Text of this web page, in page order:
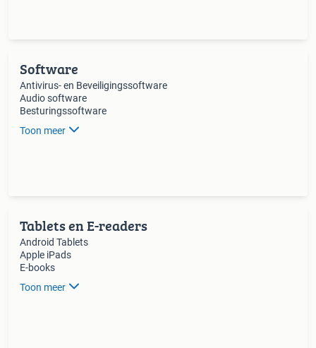
Software
Antivirus- en Beveiligingssoftware
Audio software
Besturingssoftware
Toon meer
Tablets en E-readers
Android Tablets
Apple iPads
E-books
Toon meer